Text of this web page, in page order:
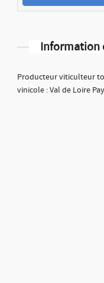
Information
Producteur viticulteur
vinicole : Val de Loire